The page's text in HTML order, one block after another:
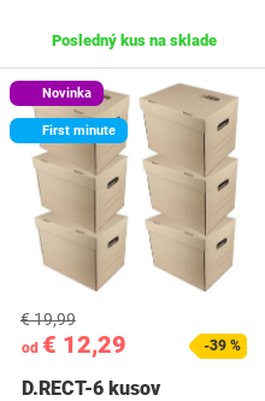
Posledný kus na sklade
Novinka
First minute
od € 12,29
€ 19,99
-39 %
D.RECT-6 kusov